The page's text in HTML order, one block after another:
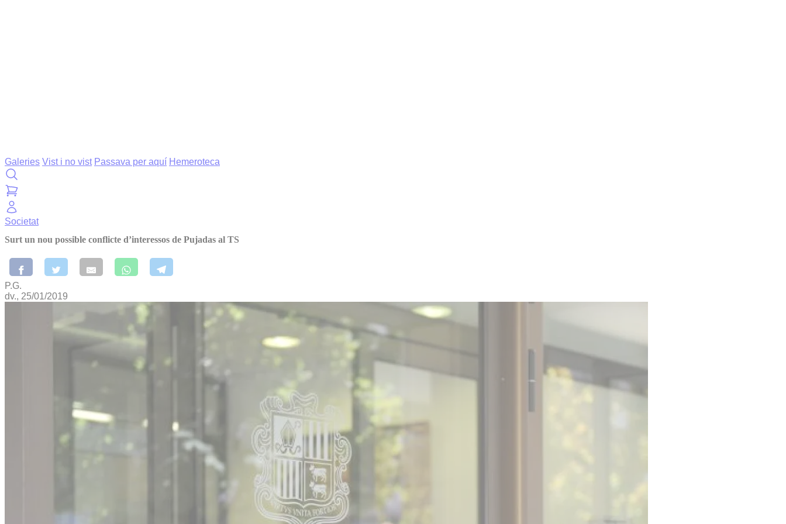
Galeries Vist i no vist Passava per aquí Hemeroteca
Societat
Surt un nou possible conflicte d’interessos de Pujadas al TS
P.G.
dv., 25/01/2019